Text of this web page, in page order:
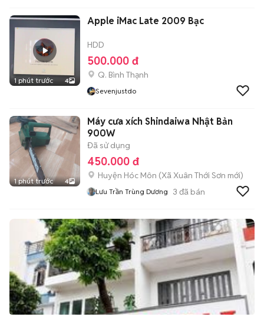
1 phút trước 4
Apple iMac Late 2009 Bạc
HDD
500.000 đ
Q. Bình Thạnh
Sevenjustdo
1 phút trước 4
Máy cưa xích Shindaiwa Nhật Bản
900W
Đã sử dụng
450.000 đ
Huyện Hóc Môn (Xã Xuân Thới Sơn mới)
Lưu Trần Trùng Dương 3 đã bán